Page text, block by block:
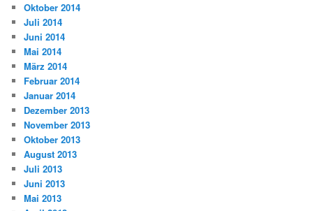
Oktober 2014
Juli 2014
Juni 2014
Mai 2014
März 2014
Februar 2014
Januar 2014
Dezember 2013
November 2013
Oktober 2013
August 2013
Juli 2013
Juni 2013
Mai 2013